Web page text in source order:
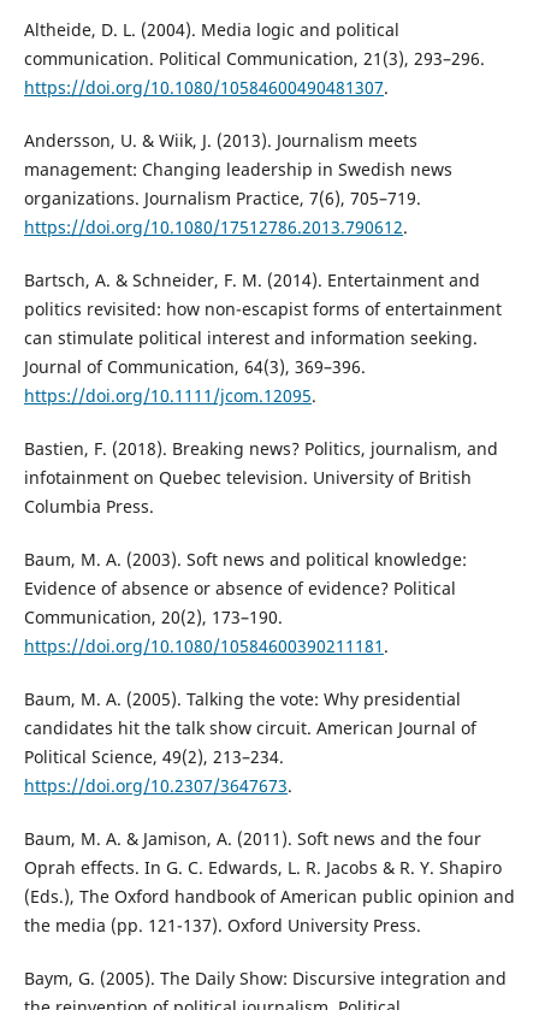
Altheide, D. L. (2004). Media logic and political
communication. Political Communication, 21(3), 293–296.
https://doi.org/10.1080/10584600490481307.
Andersson, U. & Wiik, J. (2013). Journalism meets
management: Changing leadership in Swedish news
organizations. Journalism Practice, 7(6), 705–719.
https://doi.org/10.1080/17512786.2013.790612.
Bartsch, A. & Schneider, F. M. (2014). Entertainment and
politics revisited: how non-escapist forms of entertainment
can stimulate political interest and information seeking.
Journal of Communication, 64(3), 369–396.
https://doi.org/10.1111/jcom.12095.
Bastien, F. (2018). Breaking news? Politics, journalism, and
infotainment on Quebec television. University of British
Columbia Press.
Baum, M. A. (2003). Soft news and political knowledge:
Evidence of absence or absence of evidence? Political
Communication, 20(2), 173–190.
https://doi.org/10.1080/10584600390211181 .
Baum, M. A. (2005). Talking the vote: Why presidential
candidates hit the talk show circuit. American Journal of
Political Science, 49(2), 213–234.
https://doi.org/10.2307/3647673.
Baum, M. A. & Jamison, A. (2011). Soft news and the four
Oprah effects. In G. C. Edwards, L. R. Jacobs & R. Y. Shapiro
(Eds.), The Oxford handbook of American public opinion and
the media (pp. 121-137). Oxford University Press.
Baym, G. (2005). The Daily Show: Discursive integration and